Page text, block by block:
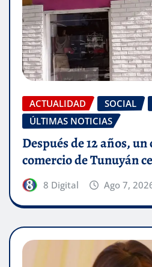
ACTUALIDAD SOCIAL
ÚLTIMAS NOTICIAS
Después de 12 años,
comercio de Tunuyán
8 Digital Ago 7,